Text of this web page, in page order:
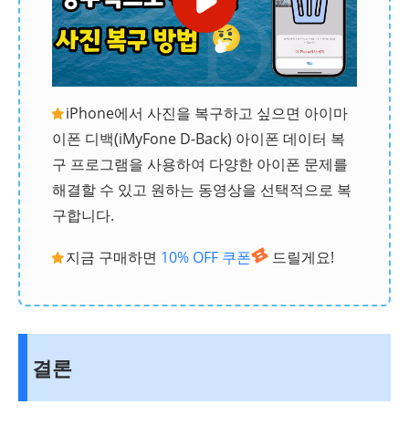
iPhone에서 사진을 복구하고 싶으면 아이마
이폰 디백(iMyFone D-Back) 아이폰 데이터 복
구 프로그램을 사용하여 다양한 아이폰 문제를
해결할 수 있고 원하는 동영상을 선택적으로 복
구합니다.
지금 구매하면 10% OFF 쿠폰 드릴게요!
결론